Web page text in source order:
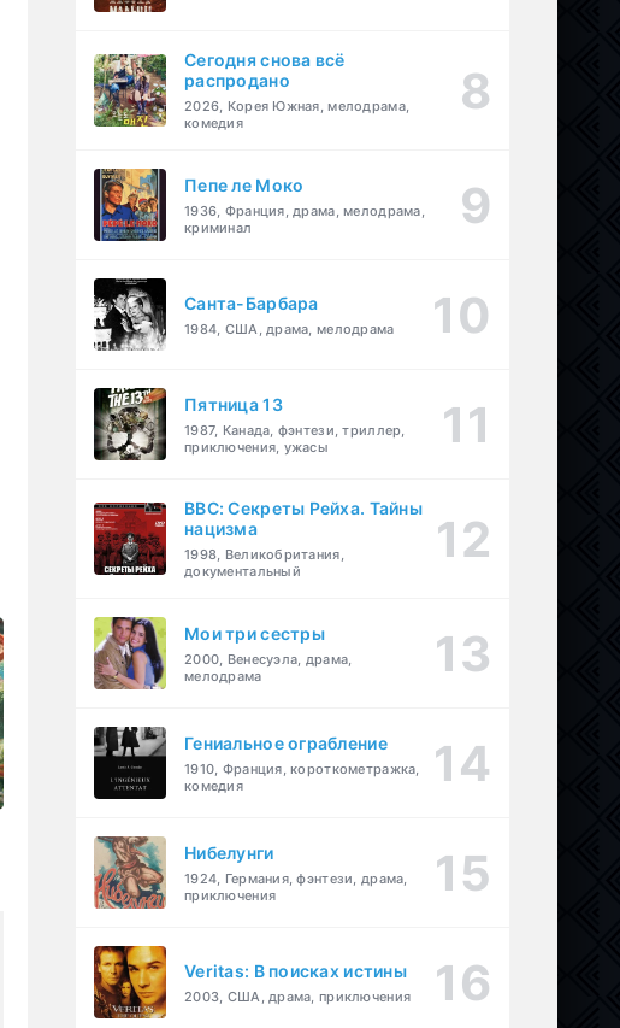
Сегодня снова всё
распродано
2026, Корея Южная, мелодрама,
комедия
Пепе ле Моко
1936, Франция, драма, мелодрама,
криминал
Санта-Барбара
1984, США, драма, мелодрама
Пятница 13
1987, Канада, фэнтези, триллер,
приключения, ужасы
BBC: Секреты Рейха. Тайны
нацизма
1998, Великобритания,
документальный
Мои три сестры
2000, Венесуэла, драма,
мелодрама
Гениальное ограбление
1910, Франция, короткометражка,
комедия
Нибелунги
1924, Германия, фэнтези, драма,
приключения
Veritas: В поисках истины
2003, США, драма, приключения